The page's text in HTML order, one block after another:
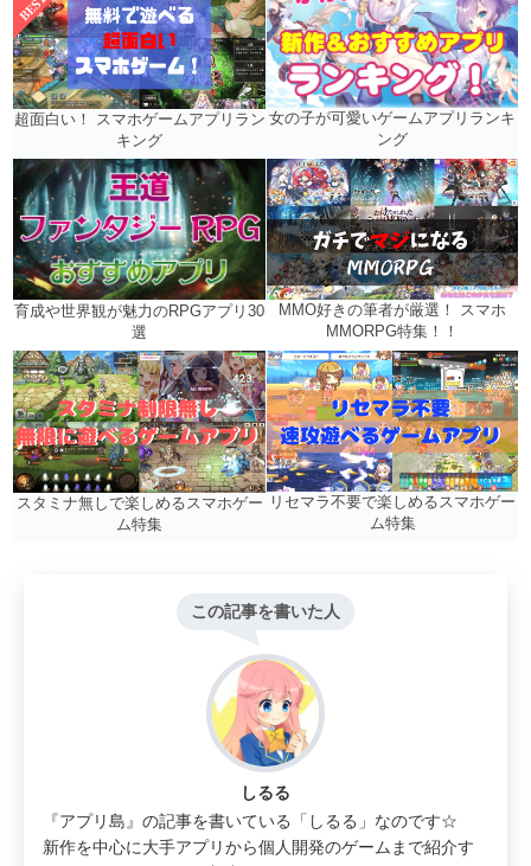
超面白い！ スマホゲームアプリラン
キング
女の子が可愛いゲームアプリランキ
ング
育成や世界観が魅力のRPGアプリ30
選
MMO好きの筆者が厳選！ スマホ
MMORPG特集！！
スタミナ無しで楽しめるスマホゲー
ム特集
リセマラ不要で楽しめるスマホゲー
ム特集
この記事を書いた人
しるる
『アプリ島』の記事を書いている「しるる」なのです☆
新作を中心に大手アプリから個人開発のゲームまで紹介す